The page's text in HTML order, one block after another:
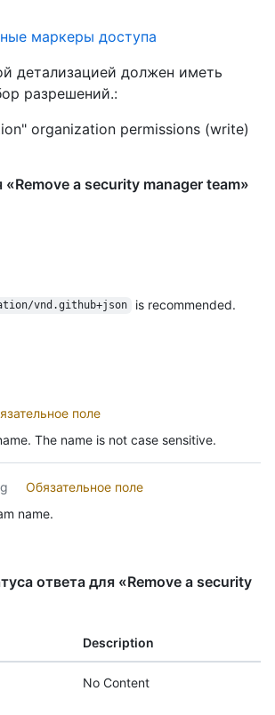
маркеры доступа
детализацией должен иметь
разрешений.:
organization permissions (write)
a security manager team»
vnd.github+json is recommended.
поле
The name is not case sensitive.
Обязательное поле
name.
ответа для «Remove a security
Description
No Content